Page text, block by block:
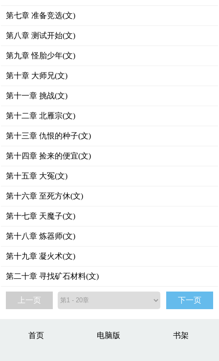
第七章 准备竞选(文)
第八章 测试开始(文)
第九章 怪胎少年(文)
第十章 大师兄(文)
第十一章 挑战(文)
第十二章 北雁宗(文)
第十三章 仇恨的种子(文)
第十四章 捡来的便宜(文)
第十五章 大冤(文)
第十六章 至死方休(文)
第十七章 天魔子(文)
第十八章 炼器师(文)
第十九章 凝火术(文)
第二十章 寻找矿石材料(文)
上一页 下一页
首页 电脑版 书架